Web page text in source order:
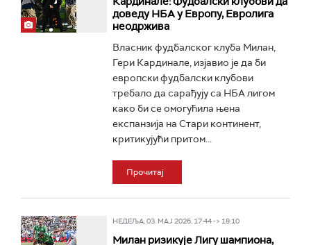
доведу НБА у Европу, Евролига
неодржива
Власник фудбалског клуба Милан,
Гери Кардинале, изјавио је да би
европски фудбалски клубови
требало да сарађују са НБА лигом
како би се омогућила њена
експанзија на Стари континент,
критикујући притом...
Прочитај
НЕДЕЉА, 03. МАЈ 2026, 17:44 -> 18:10
Милан ризикује Лигу шампиона,